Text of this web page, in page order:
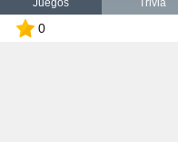
0